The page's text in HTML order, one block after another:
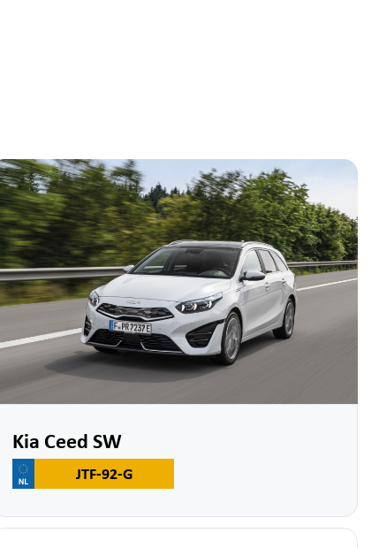
Kia Ceed SW
JTF-92-G